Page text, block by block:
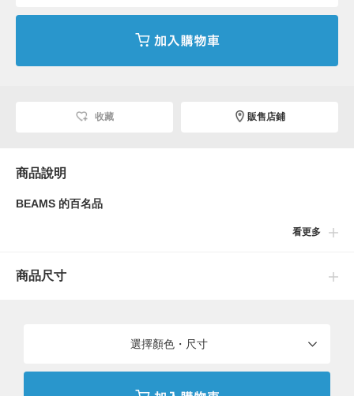
收藏 販售店鋪
商品說明
BEAMS 的百名品
到淺色皆廣泛應對。
・開關方法：手動折疊式
看更多
商品尺寸
選擇顏色・尺寸